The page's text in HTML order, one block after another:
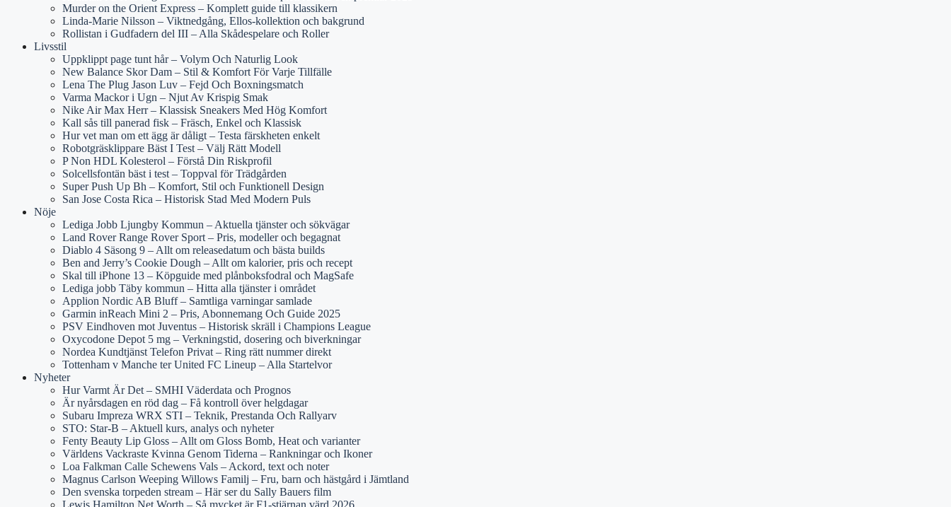
Murder on the Orient Express – Komplett guide till klassikern
Linda-Marie Nilsson – Viktnedgång, Ellos-kollektion och bakgrund
Rollistan i Gudfadern del III – Alla Skådespelare och Roller
Livsstil
Uppklippt page tunt hår – Volym Och Naturlig Look
New Balance Skor Dam – Stil & Komfort För Varje Tillfälle
Lena The Plug Jason Luv – Fejd Och Boxningsmatch
Varma Mackor i Ugn – Njut Av Krispig Smak
Nike Air Max Herr – Klassisk Sneakers Med Hög Komfort
Kall sås till panerad fisk – Fräsch, Enkel och Klassisk
Hur vet man om ett ägg är dåligt – Testa färskheten enkelt
Robotgräsklippare Bäst I Test – Välj Rätt Modell
P Non HDL Kolesterol – Förstå Din Riskprofil
Solcellsfontän bäst i test – Toppval för Trädgården
Super Push Up Bh – Komfort, Stil och Funktionell Design
San Jose Costa Rica – Historisk Stad Med Modern Puls
Nöje
Lediga Jobb Ljungby Kommun – Aktuella tjänster och sökvägar
Land Rover Range Rover Sport – Pris, modeller och begagnat
Diablo 4 Säsong 9 – Allt om releasedatum och bästa builds
Ben and Jerry’s Cookie Dough – Allt om kalorier, pris och recept
Skal till iPhone 13 – Köpguide med plånboksfodral och MagSafe
Lediga jobb Täby kommun – Hitta alla tjänster i området
Applion Nordic AB Bluff – Samtliga varningar samlade
Garmin inReach Mini 2 – Pris, Abonnemang Och Guide 2025
PSV Eindhoven mot Juventus – Historisk skräll i Champions League
Oxycodone Depot 5 mg – Verkningstid, dosering och biverkningar
Nordea Kundtjänst Telefon Privat – Ring rätt nummer direkt
Tottenham v Manche ter United FC Lineup – Alla Startelvor
Nyheter
Hur Varmt Är Det – SMHI Väderdata och Prognos
Är nyårsdagen en röd dag – Få kontroll över helgdagar
Subaru Impreza WRX STI – Teknik, Prestanda Och Rallyarv
STO: Star-B – Aktuell kurs, analys och nyheter
Fenty Beauty Lip Gloss – Allt om Gloss Bomb, Heat och varianter
Världens Vackraste Kvinna Genom Tiderna – Rankningar och Ikoner
Loa Falkman Calle Schewens Vals – Ackord, text och noter
Magnus Carlson Weeping Willows Familj – Fru, barn och hästgård i Jämtland
Den svenska torpeden stream – Här ser du Sally Bauers film
Lewis Hamilton Net Worth – Så mycket är F1-stjärnan värd 2026